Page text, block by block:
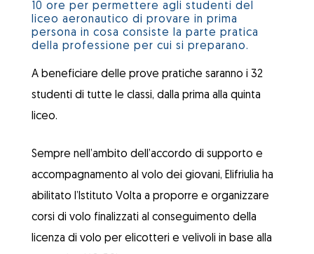
10 ore per permettere agli studenti del
liceo aeronautico di provare in prima
persona in cosa consiste la parte pratica
della professione per cui si preparano.
A beneficiare delle prove pratiche saranno i 32
studenti di tutte le classi, dalla prima alla quinta
liceo.
Sempre nell’ambito dell’accordo di supporto e
accompagnamento al volo dei giovani, Elifriulia ha
abilitato l’Istituto Volta a proporre e organizzare
corsi di volo finalizzati al conseguimento della
licenza di volo per elicotteri e velivoli in base alla